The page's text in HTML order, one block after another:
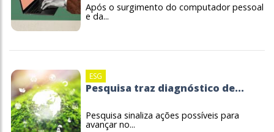
Após o surgimento do computador pessoal
e da...
ESG
Pesquisa traz diagnóstico de...
Pesquisa sinaliza ações possíveis para
avançar no...